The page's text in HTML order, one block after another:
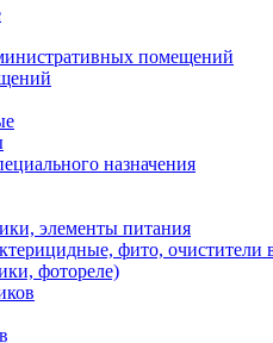
помещений
назначения
элементы питания
фито, очистители
фотореле)